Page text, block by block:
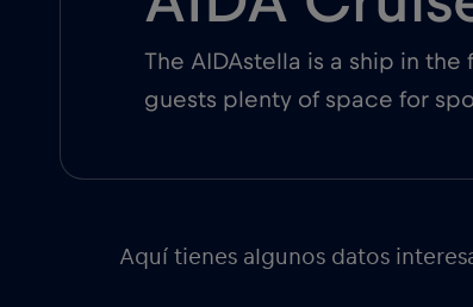
The AIDAstella is a ship in the
guests plenty of space for
Aquí tienes algunos datos